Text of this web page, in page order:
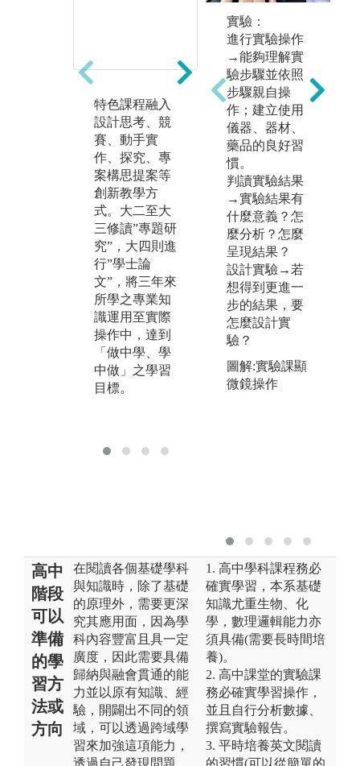
特色課程融入
設計思考、競
賽、動手實
作、探究、專
案構思提案等
創新教學方
式。大二至大
三修讀”專題研
究”，大四則進
行”學士論
文”，將三年來
所學之專業知
識運用至實際
操作中，達到
「做中學、學
中做」之學習
目標。
實作課程（大
二大三專題研
究、大四學士
論文）設計，
讓學生「做中
學、學中
做」，提升學
習動機，培養
解決問題、獨
立思考、團隊
合作與主動學
習等能力。
實驗：
進行實驗操作
→能夠理解實
驗步驟並依照
步驟親自操
作；建立使用
儀器、器材、
藥品的良好習
慣。
判讀實驗結果
→實驗結果有
什麼意義？怎
麼分析？怎麼
呈現結果？
設計實驗→若
想得到更進一
步的結果，要
怎麼設計實
驗？
圖解:實驗課顯
微鏡操作
高中
階段
可以
準備
的學
習方
法或
方向
在閱讀各個基礎學科
與知識時，除了基礎
的原理外，需要更深
究其應用面，因為學
科內容豐富且具一定
廣度，因此需要具備
歸納與融會貫通的能
力並以原有知識、經
驗，開闢出不同的領
域，可以透過跨域學
習來加強這項能力，
透過自己發現問題，
1. 高中學科課程務必
確實學習，本系基礎
知識尤重生物、化
學，數理邏輯能力亦
須具備(需要長時間培
養)。
2. 高中課堂的實驗課
務必確實學習操作，
並且自行分析數據、
撰寫實驗報告。
3. 平時培養英文閱讀
的習慣(可以從簡單的